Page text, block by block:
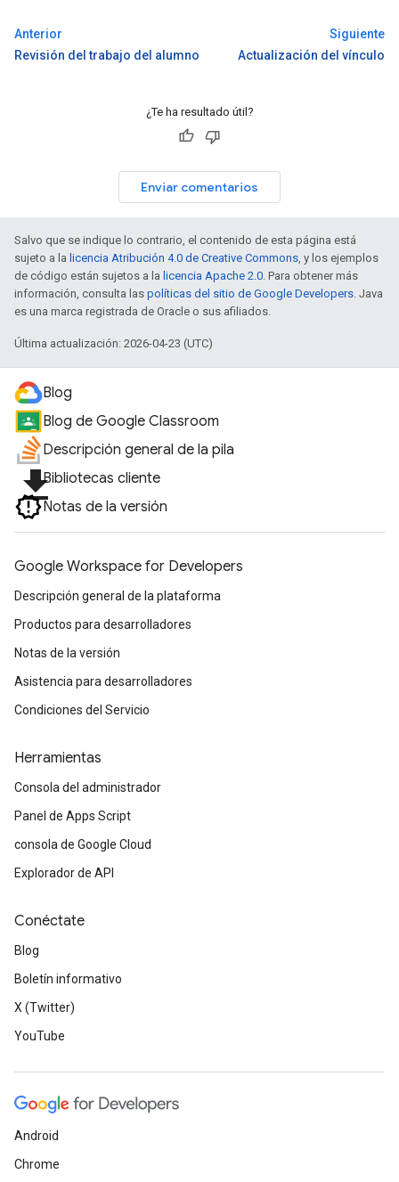
Anterior
Revisión del trabajo del alumno
Siguiente
Actualización del vínculo
¿Te ha resultado útil?
Enviar comentarios
Salvo que se indique lo contrario, el contenido de esta página está
sujeto a la licencia Atribución 4.0 de Creative Commons , y los ejemplos
de código están sujetos a la licencia Apache 2.0 . Para obtener más
información, consulta las políticas del sitio de Google Developers . Java
es una marca registrada de Oracle o sus afiliados.
Última actualización: 2026-04-23 (UTC)
Blog
Blog de Google Classroom
Descripción general de la pila
file_downloadBibliotecas cliente
Notas de la versión
Google Workspace for Developers
Descripción general de la plataforma
Productos para desarrolladores
Notas de la versión
Asistencia para desarrolladores
Condiciones del Servicio
Herramientas
Consola del administrador
Panel de Apps Script
consola de Google Cloud
Explorador de API
Conéctate
Blog
Boletín informativo
X (Twitter)
YouTube
Android
Chrome